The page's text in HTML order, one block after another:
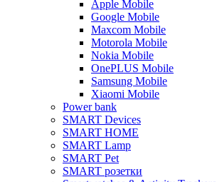
Apple Mobile
Google Mobile
Maxcom Mobile
Motorola Mobile
Nokia Mobile
OnePLUS Mobile
Samsung Mobile
Xiaomi Mobile
Power bank
SMART Devices
SMART HOME
SMART Lamp
SMART Pet
SMART розетки